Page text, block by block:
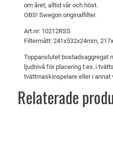
a
r
:
4
5
k
0
5
r
.
om året, alltid vår och höst.
OBS! Swegon originalfilter.
Art.nr: 10212RSS
Filtermått: 241x532x24mm,
Toppanslutet bostadsaggregat
ljudnivå för placering t.ex. i
tvättmaskinspelare eller i annat
Relaterade